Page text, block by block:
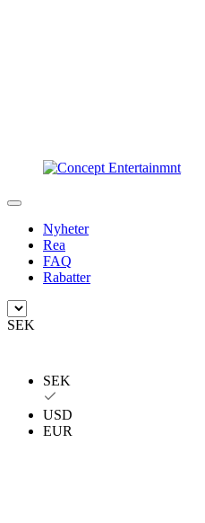
Nyheter
Rea
FAQ
Rabatter
SEK
SEK
USD
EUR